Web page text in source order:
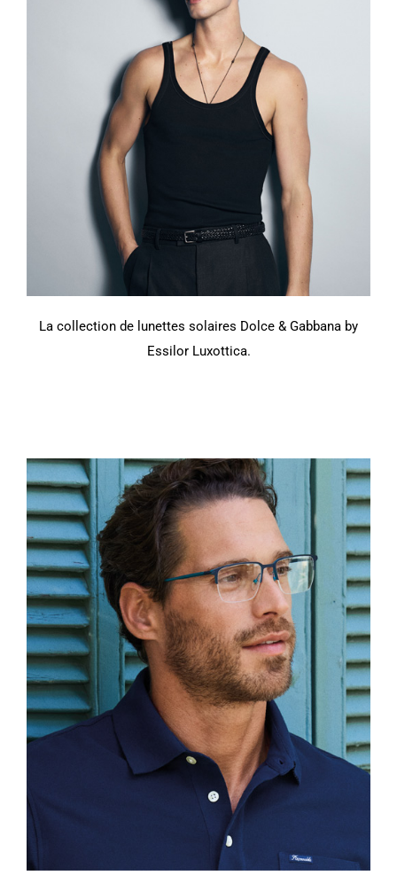
La collection de lunettes solaires Dolce & Gabbana by
Essilor Luxottica.